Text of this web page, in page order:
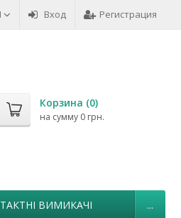
Вход Регистрация
Корзина (0)
на сумму 0 грн.
ВИМИКАЧІ ...